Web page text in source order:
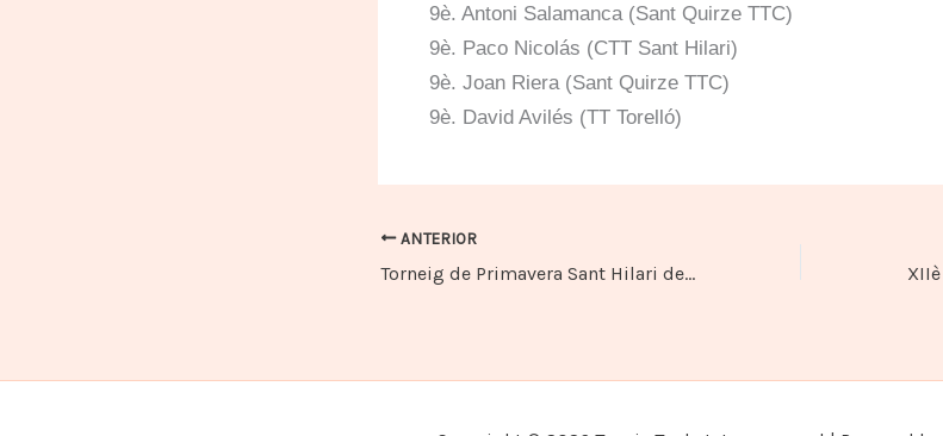
9è. Antoni Salamanca (Sant Quirze TTC)
9è. Paco Nicolás (CTT Sant Hilari)
9è. Joan Riera (Sant Quirze TTC)
9è. David Avilés (TT Torelló)
ANTERIOR
Torneig de Primavera Sant Hilari de Sacalm